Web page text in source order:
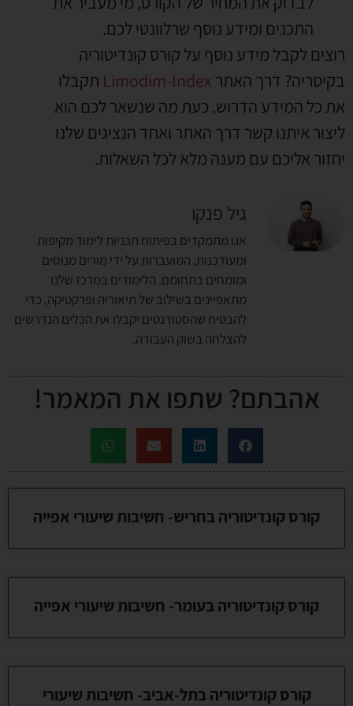
התכנים ומידע נוסף שרלוונטי לכם.
רוצים לקבל מידע נוסף על קורס קונדיטוריה
בקיסריה? דרך האתר Limodim-Index תקבלו
את כל המידע הדרוש. כעת מה שנשאר לכם הוא
ליצור איתנו קשר דרך האתר ואחד הנציגים שלנו
יחזור אליכם עם מענה מלא לכל השאלות.
גיל פנקו
אנו מתמקדים בפיתוח תכניות לימוד מקיפות
ומעודכנות, המועברות על ידי מורים מנוסים
ומומחים בתחומם. הלימודים במרכז שלנו
מתאפיינים בשילוב של תיאוריה ופרקטיקה, כדי
להבטיח שהסטודנטים יקבלו את הכלים הנדרשים
להצלחה בשוק העבודה.
אהבתם? שתפו את המאמר!
קורס קונדיטוריה בחריש- חשיבות שיעורי אפייה
קורס קונדיטוריה בעומר- חשיבות שיעורי אפייה
קורס קונדיטוריה בתל-אביב- חשיבות שיעורי